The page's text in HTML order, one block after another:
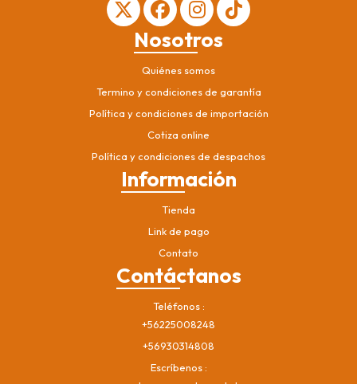
Nosotros
Quiénes somos
Termino y condiciones de garantía
Política y condiciones de importación
Cotiza online
Política y condiciones de despachos
Información
Tienda
Link de pago
Contato
Contáctanos
Teléfonos
+56225008248
+56930314808
Escríbenos